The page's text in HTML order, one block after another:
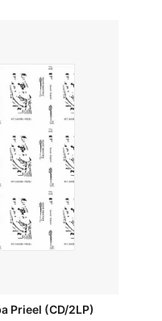
Prieel (CD/2LP)